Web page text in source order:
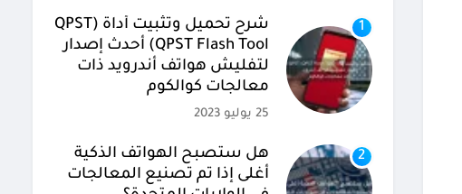
1
شرح تحميل وتثبيت أداة (QPST
(QPST Flash Tool أحدث إصدار
لتفليش هواتف أندرويد ذات
معالجات كوالكوم
25 يوليو 2023
2
هل ستصبح الهواتف الذكية
أغلى إذا تم تصنيع المعالجات